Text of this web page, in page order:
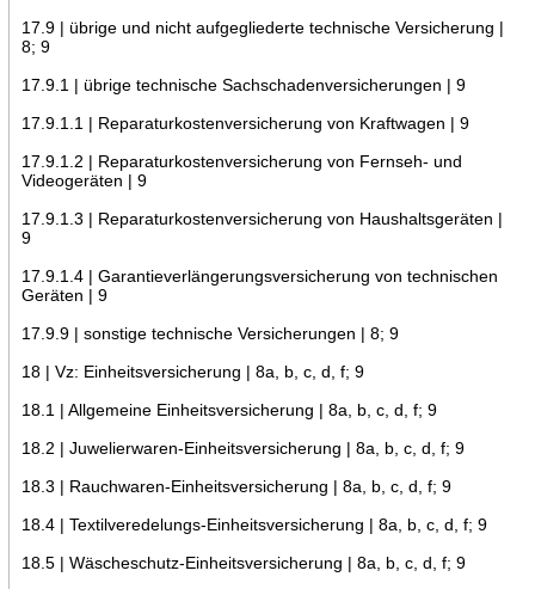
17.9 | übrige und nicht aufgegliederte technische Versicherung |
8; 9
17.9.1 | übrige technische Sachschadenversicherungen | 9
17.9.1.1 | Reparaturkostenversicherung von Kraftwagen | 9
17.9.1.2 | Reparaturkostenversicherung von Fernseh- und
Videogeräten | 9
17.9.1.3 | Reparaturkostenversicherung von Haushaltsgeräten |
9
17.9.1.4 | Garantieverlängerungsversicherung von technischen
Geräten | 9
17.9.9 | sonstige technische Versicherungen | 8; 9
18 | Vz: Einheitsversicherung | 8a, b, c, d, f; 9
18.1 | Allgemeine Einheitsversicherung | 8a, b, c, d, f; 9
18.2 | Juwelierwaren-Einheitsversicherung | 8a, b, c, d, f; 9
18.3 | Rauchwaren-Einheitsversicherung | 8a, b, c, d, f; 9
18.4 | Textilveredelungs-Einheitsversicherung | 8a, b, c, d, f; 9
18.5 | Wäscheschutz-Einheitsversicherung | 8a, b, c, d, f; 9